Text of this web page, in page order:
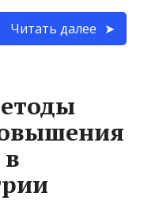
Читать далее